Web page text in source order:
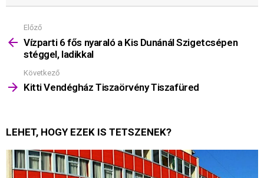
Mutass
többet
Előző
Vízparti 6 fős nyaraló a Kis Dunánál Szigetcsépen
stéggel, ladikkal
Következő
Kitti Vendégház Tiszaörvény Tiszafüred
LEHET, HOGY EZEK IS TETSZENEK?